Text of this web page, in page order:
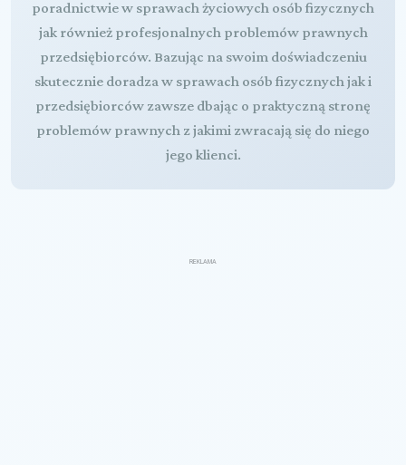
poradnictwie w sprawach życiowych osób fizycznych
jak również profesjonalnych problemów prawnych
przedsiębiorców. Bazując na swoim doświadczeniu
skutecznie doradza w sprawach osób fizycznych jak i
przedsiębiorców zawsze dbając o praktyczną stronę
problemów prawnych z jakimi zwracają się do niego
jego klienci.
REKLAMA